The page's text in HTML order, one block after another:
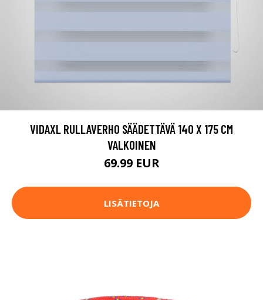
VIDAXL RULLAVERHO SÄÄDETTÄVÄ 140 X 175 CM
VALKOINEN
69.99 EUR
LISÄTIETOJA